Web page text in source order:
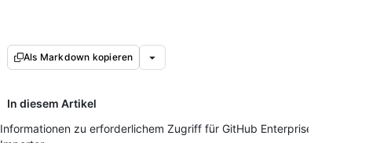
Als Markdown kopieren
In diesem Artikel
Informationen zu erforderlichem Zugriff für GitHub Enterprise